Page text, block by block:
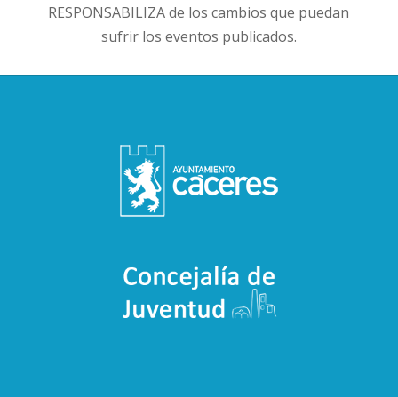
RESPONSABILIZA de los cambios que puedan
sufrir los eventos publicados.